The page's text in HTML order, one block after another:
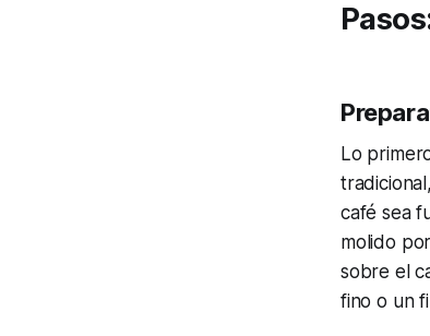
Lo
café sea
molido
sobre el
fino o un